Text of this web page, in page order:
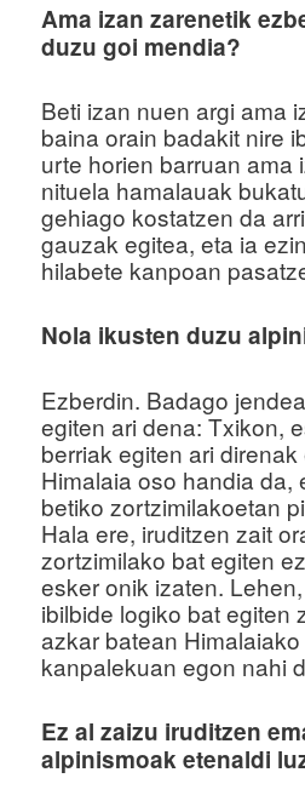
Ama izan zarenetik
duzu goi mendia?
Beti izan nuen argi ama
baina orain badakit nire
urte horien barruan ama
nituela hamalauak
gehiago kostatzen da
gauzak egitea, eta ia
hilabete kanpoan
Nola ikusten duzu
Ezberdin. Badago
egiten ari dena: Txikon,
berriak egiten ari
Himalaia oso handia da,
betiko zortzimilakoetan
Hala ere, iruditzen zait
zortzimilako bat egiten
esker onik izaten.
ibilbide logiko bat egiten
azkar batean
kanpalekuan egon nahi
Ez al zaizu iruditzen
alpinismoak etenaldi